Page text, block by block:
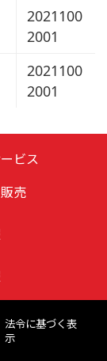
2021100
2001
2021100
2001
ビス
売
法令に基づく表
示